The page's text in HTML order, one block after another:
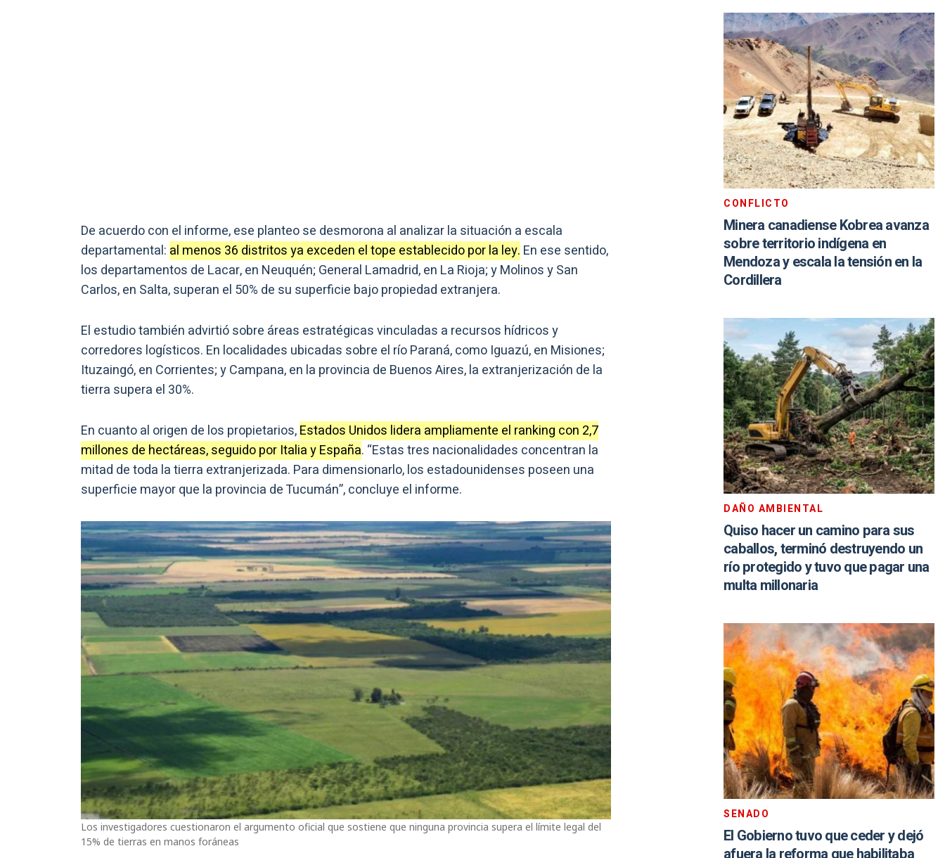
De acuerdo con el informe, ese planteo se desmorona al analizar la situación a escala
departamental: al menos 36 distritos ya exceden el tope establecido por la ley. En ese sentido,
los departamentos de Lacar, en Neuquén; General Lamadrid, en La Rioja; y Molinos y San
Carlos, en Salta, superan el 50% de su superficie bajo propiedad extranjera.
El estudio también advirtió sobre áreas estratégicas vinculadas a recursos hídricos y
corredores logísticos. En localidades ubicadas sobre el río Paraná, como Iguazú, en Misiones;
Ituzaingó, en Corrientes; y Campana, en la provincia de Buenos Aires, la extranjerización de la
tierra supera el 30%.
En cuanto al origen de los propietarios,Estados Unidos lidera ampliamente el ranking con 2,7
millones de hectáreas, seguido por Italia y España. “Estas tres nacionalidades concentran la
mitad de toda la tierra extranjerizada. Para dimensionarlo, los estadounidenses poseen una
superficie mayor que la provincia de Tucumán”, concluye el informe.
Los investigadores cuestionaron el argumento oficial que sostiene que ninguna provincia supera el límite legal del
15% de tierras en manos foráneas
CONFLICTO
Minera canadiense Kobrea avanza
sobre territorio indígena en
Mendoza y escala la tensión en la
Cordillera
DAÑO AMBIENTAL
Quiso hacer un camino para sus
caballos, terminó destruyendo un
río protegido y tuvo que pagar una
multa millonaria
SENADO
El Gobierno tuvo que ceder y dejó